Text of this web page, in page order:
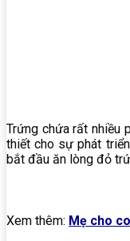
Trứng chứa rất nhiều
thiết cho sự phát
bắt đầu ăn lòng đỏ
Xem thêm: Mẹ cho